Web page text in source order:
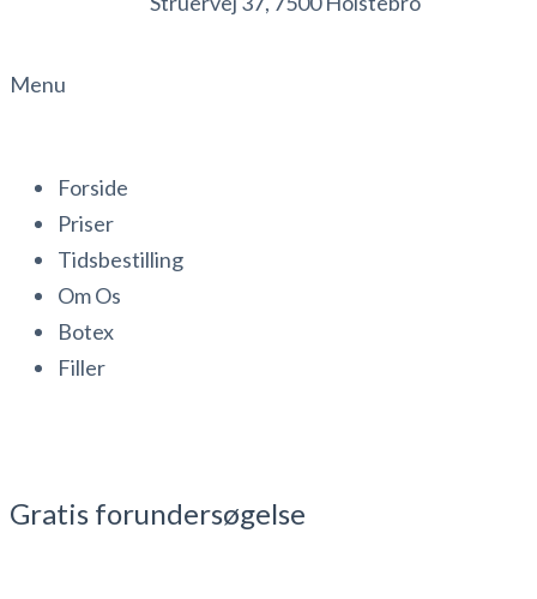
Menu
Forside
Priser
Tidsbestilling
Om Os
Botex
Filler
Gratis forundersøgelse